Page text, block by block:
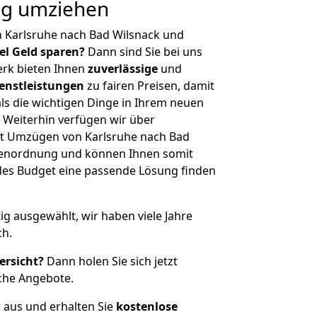
umziehen
nach Bad Wilsnack und
Geld sparen? Dann sind Sie bei uns
bieten Ihnen zuverlässige und
zu fairen Preisen, damit
die wichtigen Dinge in Ihrem neuen
verfügen wir über
von Karlsruhe nach Bad
und können Ihnen somit
Budget eine passende Lösung finden
ausgewählt, wir haben viele Jahre
Dann holen Sie sich jetzt
Angebote.
und erhalten Sie kostenlose